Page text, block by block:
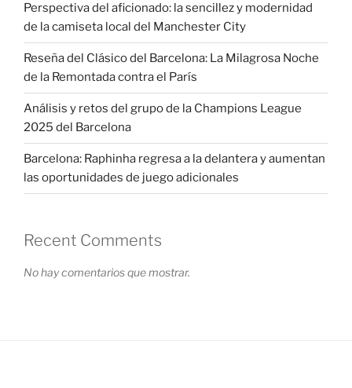
Perspectiva del aficionado: la sencillez y modernidad
de la camiseta local del Manchester City
Reseña del Clásico del Barcelona: La Milagrosa Noche
de la Remontada contra el París
Análisis y retos del grupo de la Champions League
2025 del Barcelona
Barcelona: Raphinha regresa a la delantera y aumentan
las oportunidades de juego adicionales
Recent Comments
No hay comentarios que mostrar.